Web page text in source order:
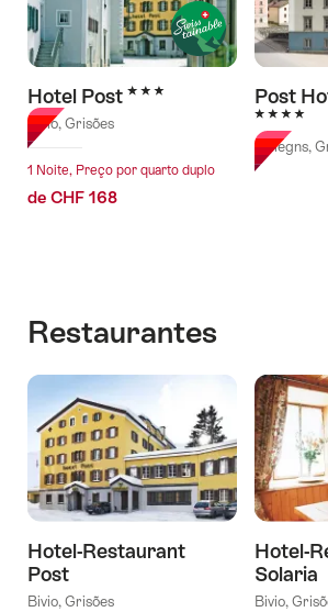
Hotel Post 3 Estrelas
Bivio, Grisões
1 Noite, Preço por quarto duplo
de CHF 168
Post
4 Estrelas
Mulegns,
Restaurantes
Hotel-Restaurant
Post
Bivio, Grisões
Hotel-
Solaria
Bivio,